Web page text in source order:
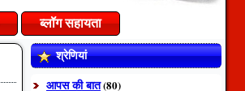
ब्लॉग सहायता
श्रेणियां
आपस की बात(80)